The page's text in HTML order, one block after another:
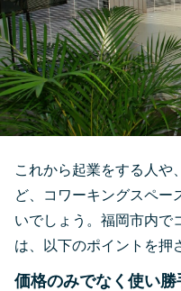
これから起業をする人や
ど、コワーキングスペー
いでしょう。福岡市内で
は、以下のポイントを押
価格のみでなく使い勝